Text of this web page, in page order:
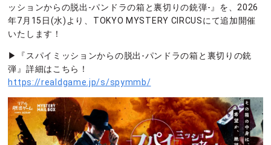
ッションからの脱出-パンドラの箱と裏切りの銃弾-』を、2026
年7月15日(水)より、TOKYO MYSTERY CIRCUSにて追加開催
いたします！
▶︎『スパイミッションからの脱出-パンドラの箱と裏切りの銃
弾』詳細はこちら！
https://realdgame.jp/s/spymmb/